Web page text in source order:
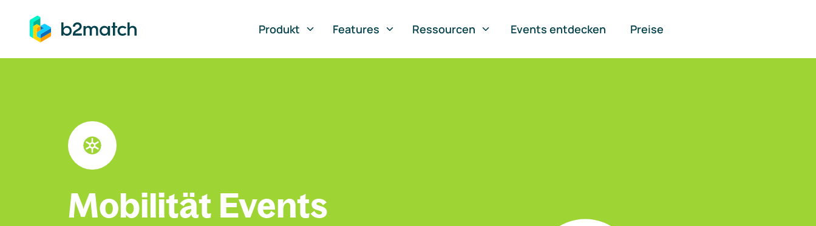
springen
Produkt
Features Ressourcen Events entdecken Preise
Mobilität Events